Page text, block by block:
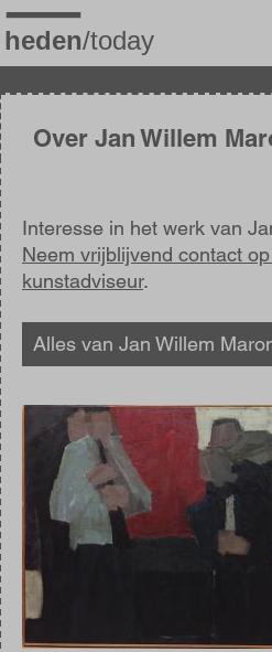
Overslaan
en
naar
inhoud
gaanOver Jan Willem
Interesse in het werk van
Neem vrijblijvend contact
kunstadviseur.
Alles van Jan Willem
Afbeelding